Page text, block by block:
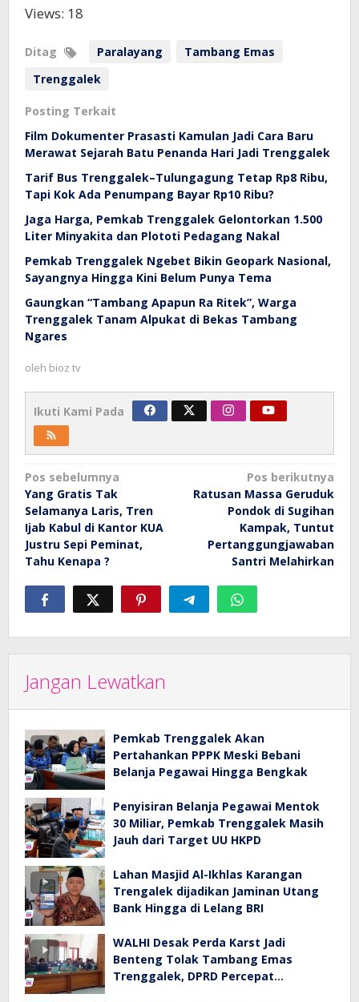
Views: 18
Ditag Paralayang
Tambang Emas
Trenggalek
Posting Terkait
Film Dokumenter Prasasti Kamulan Jadi Cara Baru
Merawat Sejarah Batu Penanda Hari Jadi Trenggalek
Tarif Bus Trenggalek–Tulungagung Tetap Rp8 Ribu,
Tapi Kok Ada Penumpang Bayar Rp10 Ribu?
Jaga Harga, Pemkab Trenggalek Gelontorkan 1.500
Liter Minyakita dan Plototi Pedagang Nakal
Pemkab Trenggalek Ngebet Bikin Geopark Nasional,
Sayangnya Hingga Kini Belum Punya Tema
Gaungkan “Tambang Apapun Ra Ritek”, Warga
Trenggalek Tanam Alpukat di Bekas Tambang
Ngares
oleh bioz tv
Ikuti Kami Pada
Navigasi
pos
Pos sebelumnya
Yang Gratis Tak
Selamanya Laris, Tren
Ijab Kabul di Kantor KUA
Justru Sepi Peminat,
Tahu Kenapa ?
Pos berikutnya
Ratusan Massa Geruduk
Pondok di Sugihan
Kampak, Tuntut
Pertanggungjawaban
Santri Melahirkan
Jangan Lewatkan
Pemkab Trenggalek Akan
Pertahankan PPPK Meski Bebani
Belanja Pegawai Hingga Bengkak
Penyisiran Belanja Pegawai Mentok
30 Miliar, Pemkab Trenggalek Masih
Jauh dari Target UU HKPD
Lahan Masjid Al-Ikhlas Karangan
Trengalek dijadikan Jaminan Utang
Bank Hingga di Lelang BRI
WALHI Desak Perda Karst Jadi
Benteng Tolak Tambang Emas
Trenggalek, DPRD Percepat